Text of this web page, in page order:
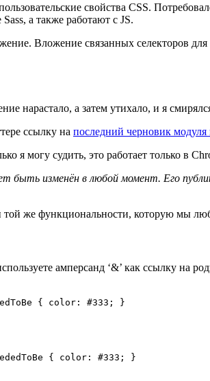
свойства CSS.
а также работают с JS.
Вложение связанных селекторов
нарастало, а затем утихало, и я
ссылку на последний черновик
я могу судить, это работает только в
быть изменён в любой момент. Его
той же функциональности, которую мы
амперсанд ‘&’ как ссылку на
{ color: #333; }
{ color: #333; }